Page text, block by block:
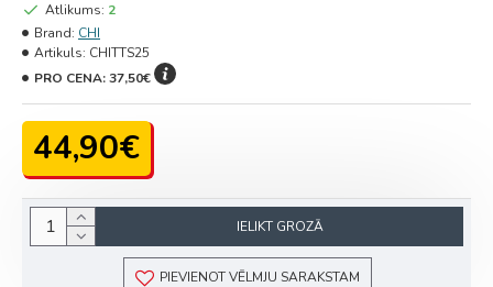
44,90€
Atlikums: 2
Brand: CHI
Artikuls: CHITTS25
PRO CENA:37,50€
IELIKT GROZĀ
PIEVIENOT VĒLMJU SARAKSTAM